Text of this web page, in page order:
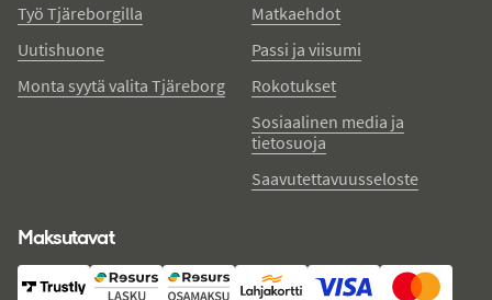
Työ Tjäreborgilla
Uutishuone
Monta syytä valita Tjäreborg
Matkaehdot
Passi ja viisumi
Rokotukset
Sosiaalinen media ja
tietosuoja
Saavutettavuusseloste
Maksutavat